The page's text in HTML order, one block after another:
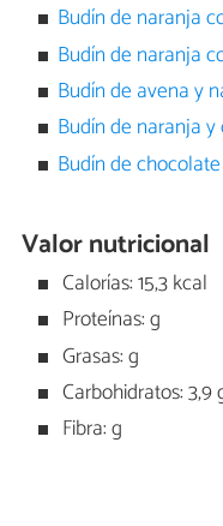
Budín de naranja
Budín de naranja
Budín de avena y
Budín de naranja
Budín de
Valor nutricional
Calorías: 15,3 kcal
Proteínas: g
Grasas: g
Carbohidratos: 3,9
Fibra: g